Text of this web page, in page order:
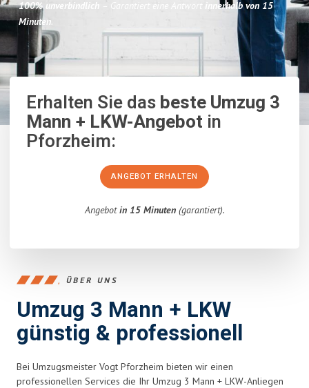
100% unverbindlich – Garantiert eine Antwort innerhalb von 15
Minuten.
Erhalten Sie dasbeste Umzug 3
Mann + LKW-Angebot in
Pforzheim:
ANGEBOT ERHALTEN
Angebotin 15 Minuten(garantiert).
ÜBER UNS
Umzug 3 Mann + LKW
günstig & professionell
Bei Umzugsmeister Vogt Pforzheim bieten wir einen
professionellen Services die Ihr Umzug 3 Mann + LKW-Anliegen